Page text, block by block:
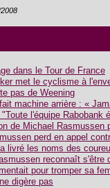
dans le Tour de France
met le cyclisme à
pas de Weening
machine arrière : «
l'équipe Rabobank
de Michael Rasmussen
perd en appel
livré les noms des
reconnaît s'être
pour tromper sa
digère pas